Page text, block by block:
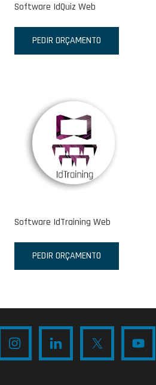
Software IdQuiz Web
PEDIR ORÇAMENTO
Software IdTraining Web
PEDIR ORÇAMENTO